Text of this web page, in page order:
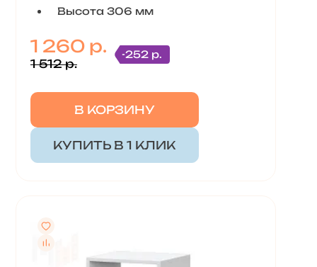
Высота 306 мм
1 260 р.
1 512 р.
-252 р.
В КОРЗИНУ
КУПИТЬ В 1 КЛИК